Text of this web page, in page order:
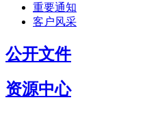
重要通知
客户风采
公开文件
资源中心